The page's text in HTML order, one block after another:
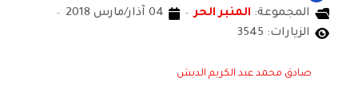
المجموعة: المنبر الحر
04 آذار/مارس 2018
الزيارات: 3545
صادق محمد عبد الكريم الدبش